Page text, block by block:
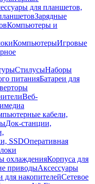
для планшетов,
Зарядные
Компьютеры и
КомпьютерыИгровые
СтилусыНаборы
питанияБатареи для
Веб-
кабели,
Док-станции,
SSDОперативная
охлажденияКорпуса для
приводыАксессуары
для накопителейСетевое